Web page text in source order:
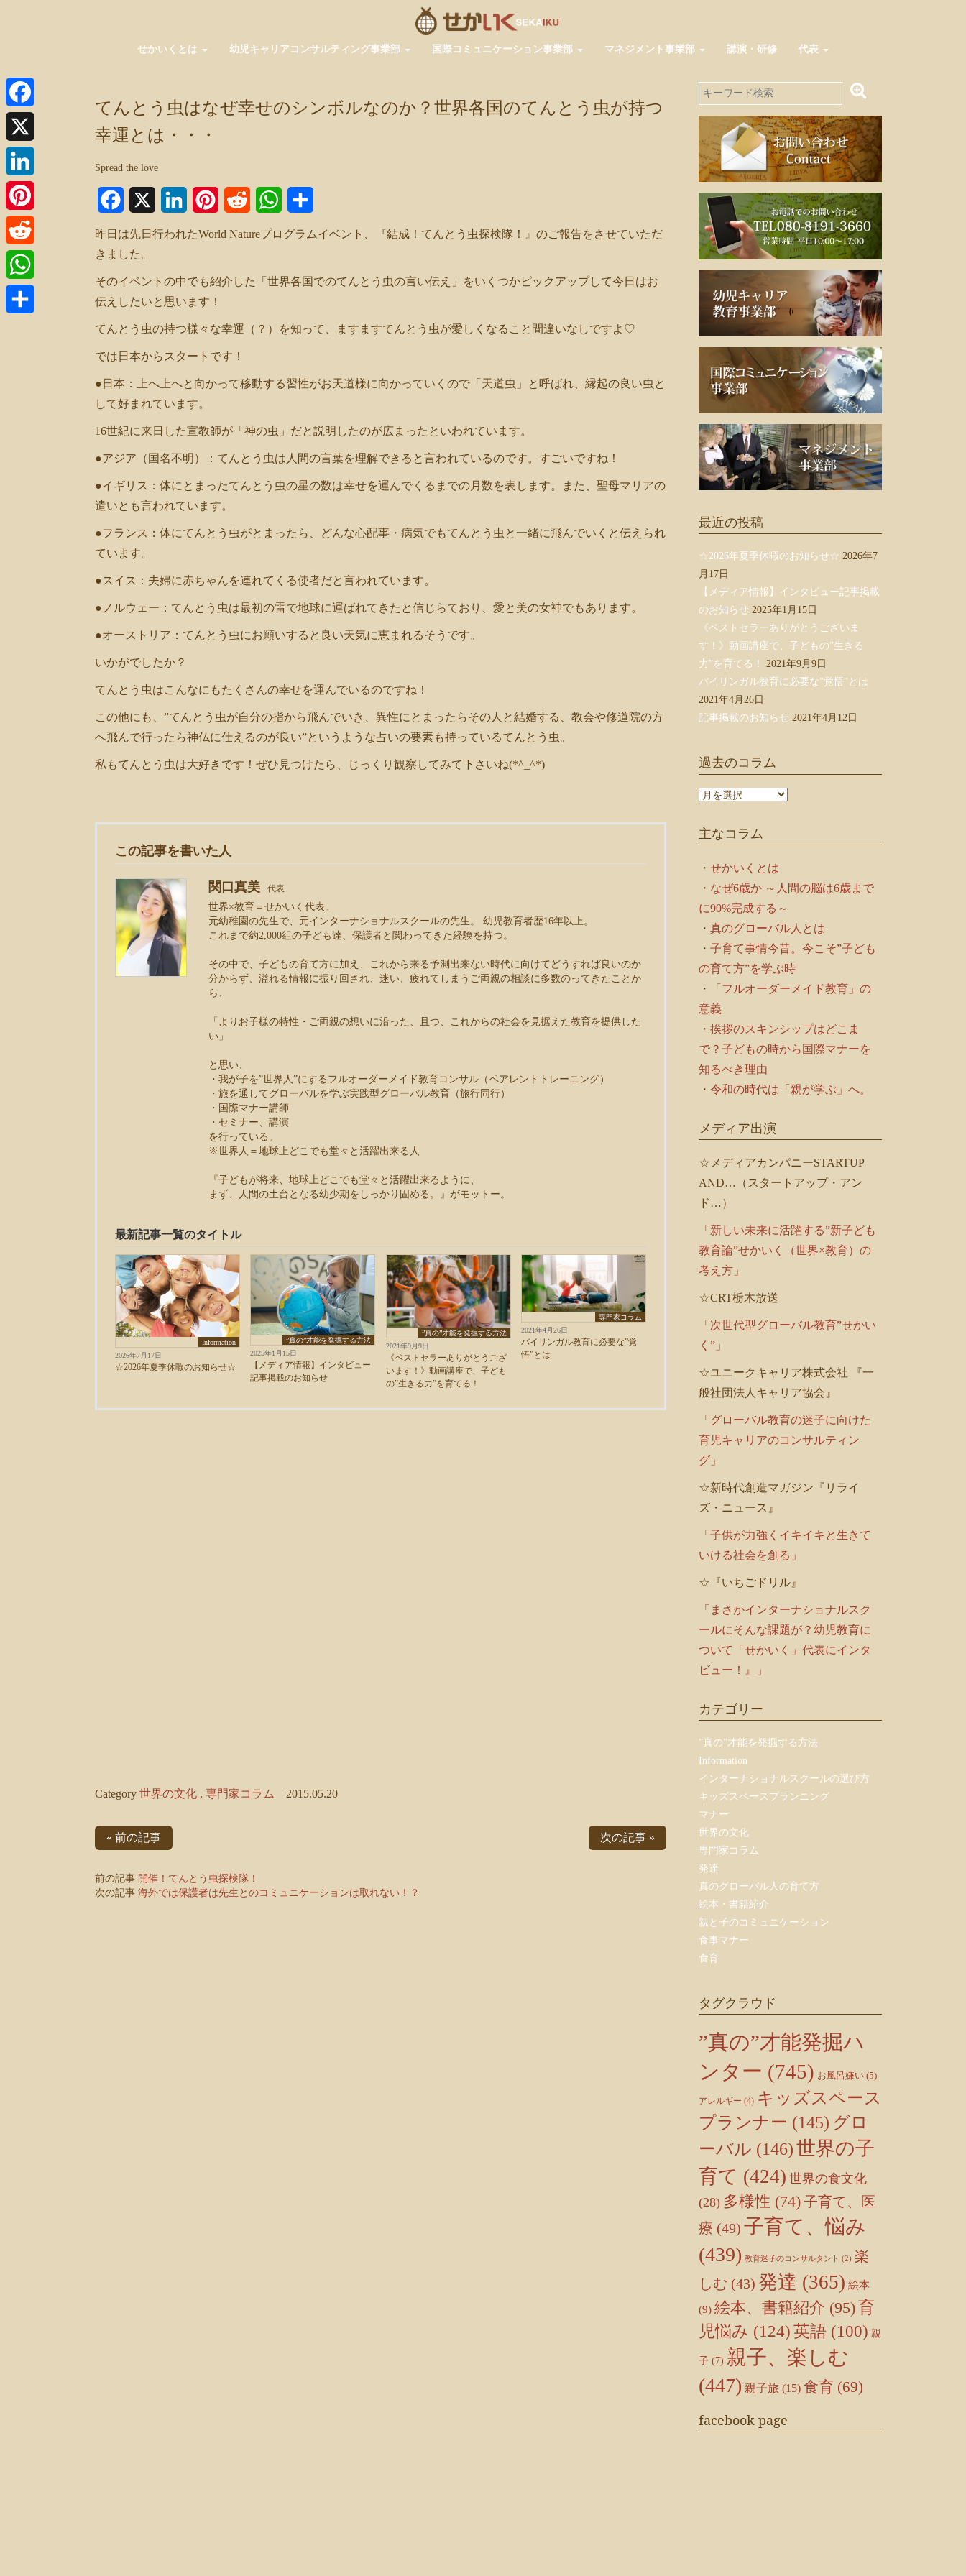
せかいくとは 幼児キャリアコンサルティング事業部 国際コミュニケーション事業部 マネジメント事業部 講演・研修 代表
てんとう虫はなぜ幸せのシンボルなのか？世界各国のてんとう虫が持つ
幸運とは・・・
Spread the love
Facebook LinkedInPinterest Reddit WhatsApp
昨日は先日行われたWorld Natureプログラムイベント、『結成！てんとう虫探検隊！』のご報告をさせていただ
きました。
そのイベントの中でも紹介した「世界各国でのてんとう虫の言い伝え」をいくつかピックアップして今日はお
伝えしたいと思います！
てんとう虫の持つ様々な幸運（？）を知って、ますますてんとう虫が愛しくなること間違いなしですよ♡
では日本からスタートです！
●日本：上へ上へと向かって移動する習性がお天道様に向かっていくので「天道虫」と呼ばれ、縁起の良い虫と
して好まれています。
16世紀に来日した宣教師が「神の虫」だと説明したのが広まったといわれています。
●アジア（国名不明）：てんとう虫は人間の言葉を理解できると言われているのです。すごいですね！
●イギリス：体にとまったてんとう虫の星の数は幸せを運んでくるまでの月数を表します。また、聖母マリアの
遣いとも言われています。
●フランス：体にてんとう虫がとまったら、どんな心配事・病気でもてんとう虫と一緒に飛んでいくと伝えられ
ています。
●スイス：夫婦に赤ちゃんを連れてくる使者だと言われています。
●ノルウェー：てんとう虫は最初の雷で地球に運ばれてきたと信じらており、愛と美の女神でもあります。
●オーストリア：てんとう虫にお願いすると良い天気に恵まれるそうです。
いかがでしたか？
てんとう虫はこんなにもたくさんの幸せを運んでいるのですね！
この他にも、”てんとう虫が自分の指から飛んでいき、異性にとまったらその人と結婚する、教会や修道院の方
へ飛んで行ったら神仏に仕えるのが良い”というような占いの要素も持っているてんとう虫。
私もてんとう虫は大好きです！ぜひ見つけたら、じっくり観察してみて下さいね(*^_^*)
この記事を書いた人
関口真美 代表
世界×教育＝せかいく代表。
元幼稚園の先生で、元インターナショナルスクールの先生。 幼児教育者歴16年以上。
これまで約2,000組の子ども達、保護者と関わってきた経験を持つ。
その中で、子どもの育て方に加え、これから来る予測出来ない時代に向けてどうすれば良いのか
分からず、溢れる情報に振り回され、迷い、疲れてしまうご両親の相談に多数のってきたことか
ら、
「よりお子様の特性・ご両親の想いに沿った、且つ、これからの社会を見据えた教育を提供した
い」
と思い、
・我が子を”世界人”にするフルオーダーメイド教育コンサル（ペアレントトレーニング）
・旅を通してグローバルを学ぶ実践型グローバル教育（旅行同行）
・国際マナー講師
・セミナー、講演
を行っている。
※世界人＝地球上どこでも堂々と活躍出来る人
『子どもが将来、地球上どこでも堂々と活躍出来るように、
まず、人間の土台となる幼少期をしっかり固める。』がモットー。
最新記事一覧のタイトル
Information
2026年7月17日
☆2026年夏季休暇のお知らせ☆
”真の”才能を発掘する方法
2025年1月15日
【メディア情報】インタビュー
記事掲載のお知らせ
”真の”才能を発掘する方法
2021年9月9日
《ベストセラーありがとうござ
います！》動画講座で、子ども
の”生きる力”を育てる！
専門家コラム
2021年4月26日
バイリンガル教育に必要な”覚
悟”とは
Category 世界の文化 . 専門家コラム 2015.05.20
« 前の記事 次の記事 »
前の記事 開催！てんとう虫探検隊！
次の記事 海外では保護者は先生とのコミュニケーションは取れない！？
最近の投稿
☆2026年夏季休暇のお知らせ☆ 2026年7
月17日
【メディア情報】インタビュー記事掲載
のお知らせ 2025年1月15日
《ベストセラーありがとうございま
す！》動画講座で、子どもの”生きる
力”を育てる！
2021年9月9日
バイリンガル教育に必要な”覚悟”とは
2021年4月26日
記事掲載のお知らせ 2021年4月12日
過去のコラム
過
コ
ム
主なコラム
・ せかいくとは
・ なぜ6歳か ～人間の脳は6歳まで
に90%完成する～
・ 真のグローバル人とは
・ 子育て事情今昔。今こそ”子ども
の育て方”を学ぶ時
・
「フルオーダーメイド教育」の
意義
・ 挨拶のスキンシップはどこま
で？子どもの時から国際マナーを
知るべき理由
・ 令和の時代は「親が学ぶ」へ。
メディア出演
☆メディアカンパニーSTARTUP
AND…（スタートアップ・アン
ド…）
「新しい未来に活躍する”新子ども
教育論”せかいく（世界×教育）の
考え方」
☆CRT栃木放送
「次世代型グローバル教育”せかい
く”」
☆ユニークキャリア株式会社 『一
般社団法人キャリア協会』
「グローバル教育の迷子に向けた
育児キャリアのコンサルティン
グ」
☆新時代創造マガジン『リライ
ズ・ニュース』
「子供が力強くイキイキと生きて
いける社会を創る」
☆『いちごドリル』
「まさかインターナショナルスク
ールにそんな課題が？幼児教育に
ついて「せかいく」代表にインタ
ビュー！』」
カテゴリー
”真の”才能を発掘する方法
Information
インターナショナルスクールの選び方
キッズスペースプランニング
マナー
世界の文化
専門家コラム
発達
真のグローバル人の育て方
絵本・書籍紹介
親と子のコミュニケーション
食事マナー
食育
タグクラウド
”真の”才能発掘ハ
ンター (745) お風呂嫌い (5)
アレルギー (4) キッズスペース
プランナー (145) グロ
ーバル (146)世界の子
育て (424) 世界の食文化
(28) 多様性 (74)子育て、医
療 (49) 子育て、悩み
(439) 教育迷子のコンサルタント (2) 楽
しむ (43) 発達 (365) 絵本
(9) 絵本、書籍紹介 (95)育
児悩み (124) 英語 (100) 親
子 (7) 親子、楽しむ
(447) 親子旅 (15) 食育 (69)
facebook page
Facebook
X
LinkedIn
Pinterest
Reddit
WhatsApp